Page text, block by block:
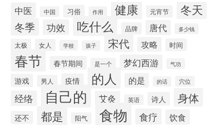
中医 中国 习俗 作用 健康 元宵节 冬天
冬季 功效 吃什么 品牌 唐代 多少钱
太极 女人 学校 孩子 宋代 攻略 时间
春节 春节期间 是一个 梦幻西游 气功
游戏 男人 疫情 的人 的是 的话 穴位
经络 自己的 艾灸 英语 诗人 身体
还不 都是 阳气 食物 食疗 饮食